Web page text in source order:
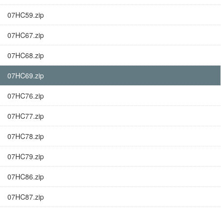
07HC59.zip
07HC67.zip
07HC68.zip
07HC69.zip
07HC76.zip
07HC77.zip
07HC78.zip
07HC79.zip
07HC86.zip
07HC87.zip